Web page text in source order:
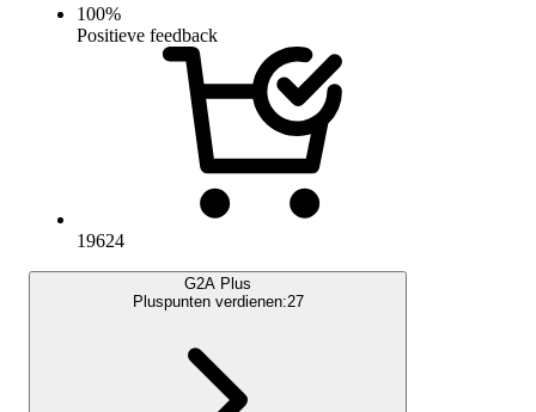
100%
Positieve feedback
19624
G2A Plus
Pluspunten verdienen:27